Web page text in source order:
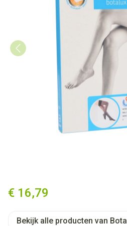
€ 16,79
Bekijk alle producten van Bota